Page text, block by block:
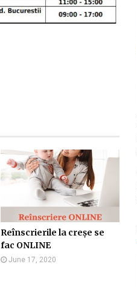
Reînscrierile la creșe se
fac ONLINE
June 17, 2020